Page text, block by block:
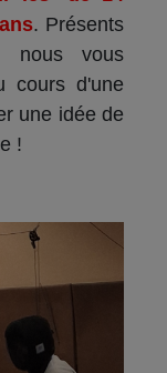
. Présents
nous vous
cours d'une
une idée de
!